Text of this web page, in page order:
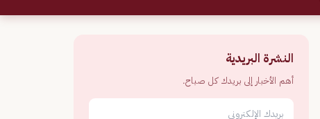
النشرة البريدية
أهم الأخبار إلى بريدك كل صباح.